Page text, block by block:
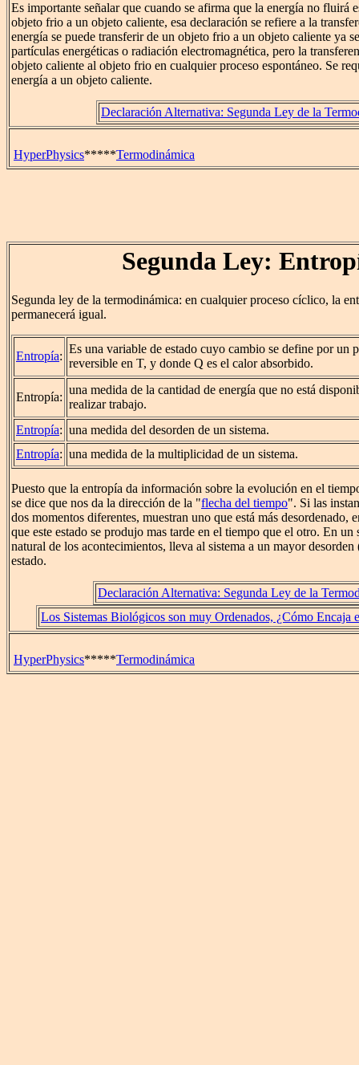
Es importante señalar que cuando se afirma que la energía no fluirá
objeto frio a un objeto caliente, esa declaración se refiere a la
energía se puede transferir de un objeto frio a un objeto caliente ya
partículas energéticas o radiación electromagnética, pero la
objeto caliente al objeto frio en cualquier proceso espontáneo. Se
energía a un objeto caliente.
Declaración Alternativa: Segunda Ley de la
HyperPhysics*****Termodinámica
Segunda Ley:
Segunda ley de la termodinámica: en cualquier proceso cíclico, la
permanecerá igual.
Entropía:
Es una variable de estado cuyo cambio se define por un
reversible en T, y donde Q es el calor absorbido.
Entropía:
una medida de la cantidad de energía que no está
realizar trabajo.
Entropía: una medida del desorden de un sistema.
Entropía: una medida de la multiplicidad de un sistema.
Puesto que la entropía da información sobre la evolución en el
se dice que nos da la dirección de la "flecha del tiempo". Si las
dos momentos diferentes, muestran uno que está más desordenado,
que este estado se produjo mas tarde en el tiempo que el otro. En un
natural de los acontecimientos, lleva al sistema a un mayor desorden
estado.
Declaración Alternativa: Segunda Ley de la
Los Sistemas Biológicos son muy Ordenados, ¿Cómo Encaja
HyperPhysics*****Termodinámica